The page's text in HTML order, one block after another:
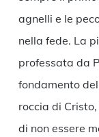
agnelli e le
nella fede. La
professata da
fondamento
roccia di
di non essere